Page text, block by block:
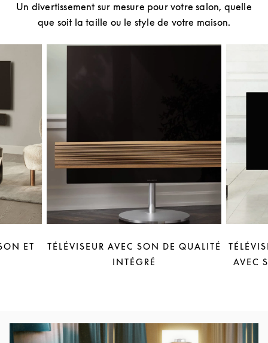
Un divertissement sur mesure pour votre salon, quelle
que soit la taille ou le style de votre maison.
ET
TÉLÉVISEUR AVEC SON DE QUALITÉ
INTÉGRÉ
AVEC
Image de l’événement